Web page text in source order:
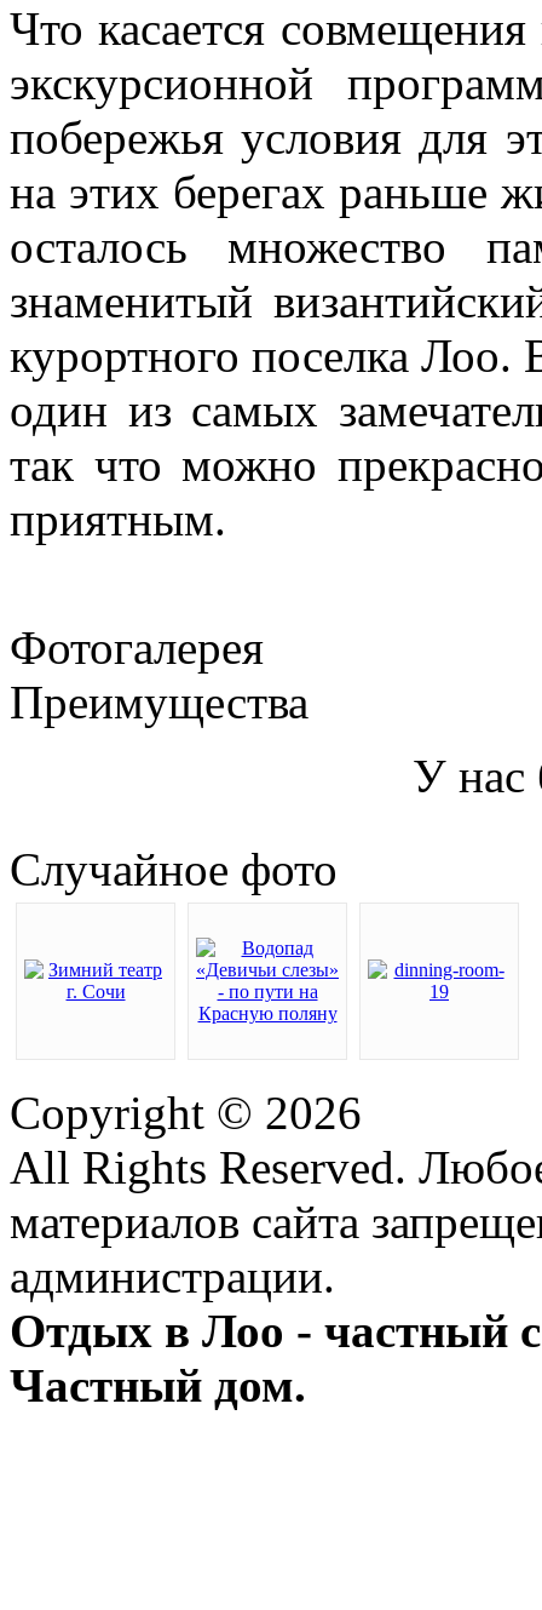
Что касается
экскурсионной
побережья условия для
на этих берегах раньше
осталось множество
знаменитый
курортного поселка Лоо.
один из самых
так что можно
приятным.
Фотогалерея
Преимущества
У нас
Случайное фото
Copyright © 2026
All Rights Reserved.
материалов сайта
администрации.
Отдых в Лоо - частный
Частный дом.